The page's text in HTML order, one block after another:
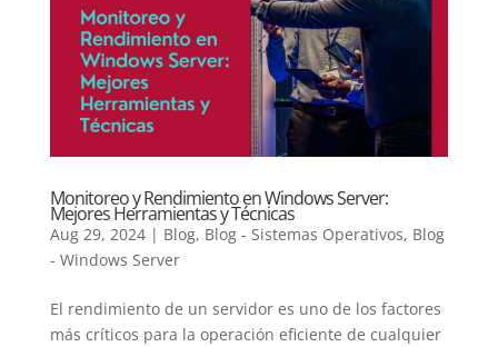
Monitoreo y Rendimiento en Windows Server:
Mejores Herramientas y Técnicas
Aug 29, 2024| Blog, Blog - Sistemas Operativos, Blog
- Windows Server
El rendimiento de un servidor es uno de los factores
más críticos para la operación eficiente de cualquier